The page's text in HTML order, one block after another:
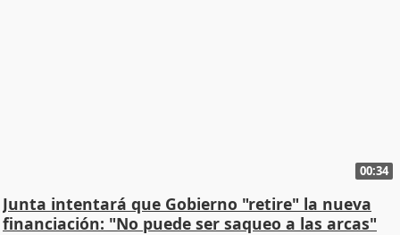
00:34
Junta intentará que Gobierno "retire" la nueva
financiación: "No puede ser saqueo a las arcas"